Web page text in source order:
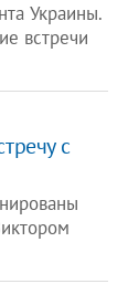
Украины.
встречи
с